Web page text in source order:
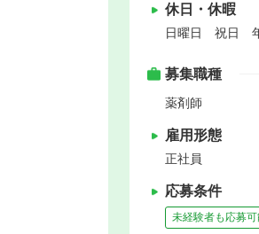
休日・休暇
日曜日 祝日
募集職種
薬剤師
雇用形態
正社員
応募条件
未経験者も応募